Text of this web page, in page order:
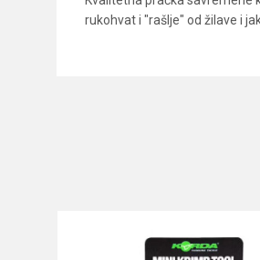
rukohvat i "rašlje" od žilave i